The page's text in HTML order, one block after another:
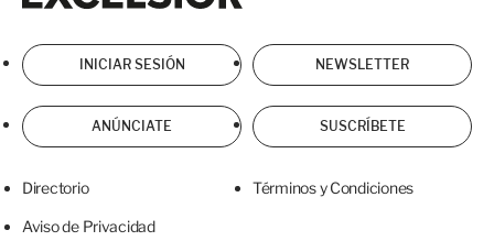
INICIAR SESIÓN NEWSLETTER
ANÚNCIATE SUSCRÍBETE
Directorio Términos y Condiciones
Aviso de Privacidad